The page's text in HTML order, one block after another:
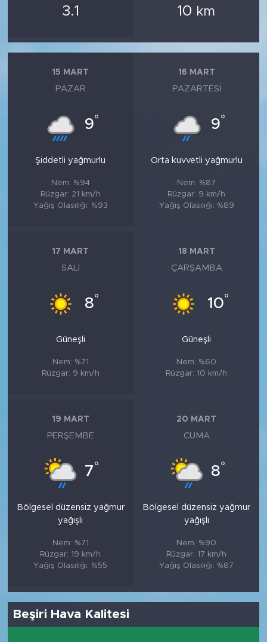
3.1 10 km
15 MART
PAZAR
9°
Şiddetli yağmurlu
Nem: %94
Rüzgar: 21 km/h
Yağış Olasılığı: %93
16 MART
PAZARTESI
9°
Orta kuvvetli yağmurlu
Nem: %87
Rüzgar: 9 km/h
Yağış Olasılığı: %89
17 MART
SALI
8°
Güneşli
Nem: %71
Rüzgar: 9 km/h
18 MART
ÇARŞAMBA
10°
Güneşli
Nem: %60
Rüzgar: 10 km/h
19 MART
PERŞEMBE
7°
Bölgesel düzensiz yağmur
yağışlı
Nem: %71
Rüzgar: 19 km/h
Yağış Olasılığı: %55
20 MART
CUMA
8°
Bölgesel düzensiz yağmur
yağışlı
Nem: %90
Rüzgar: 17 km/h
Yağış Olasılığı: %87
Beşiri Hava Kalitesi